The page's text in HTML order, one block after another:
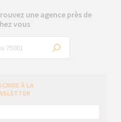
une agence près de
vous
À LA